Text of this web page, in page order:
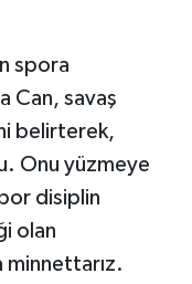
spora
Can, savaş
belirterek,
Onu yüzmeye
disiplin
olan